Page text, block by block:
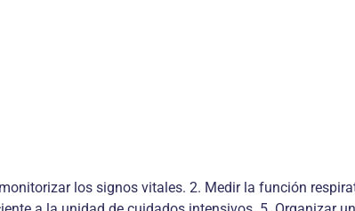
los signos vitales. 2. Medir la función